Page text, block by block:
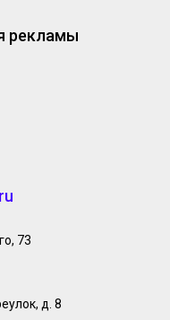
рекламы
73
д. 8